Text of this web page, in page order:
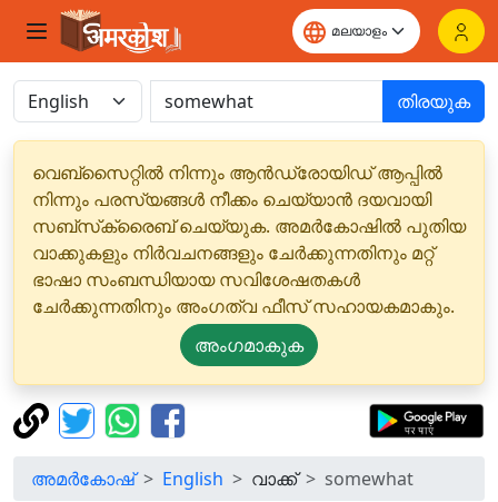
തിരയുക
വെബ്‌സൈറ്റിൽ നിന്നും ആൻഡ്രോയിഡ് ആപ്പിൽ
നിന്നും പരസ്യങ്ങൾ നീക്കം ചെയ്യാൻ ദയവായി
സബ്‌സ്‌ക്രൈബ് ചെയ്യുക. അമർകോഷിൽ പുതിയ
വാക്കുകളും നിർവചനങ്ങളും ചേർക്കുന്നതിനും മറ്റ്
ഭാഷാ സംബന്ധിയായ സവിശേഷതകൾ
ചേർക്കുന്നതിനും അംഗത്വ ഫീസ് സഹായകമാകും.
അംഗമാകുക
അമർകോഷ് English വാക്ക് somewhat